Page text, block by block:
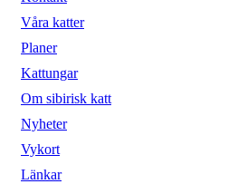
Våra katter
Planer
Kattungar
Om sibirisk katt
Nyheter
Vykort
Länkar